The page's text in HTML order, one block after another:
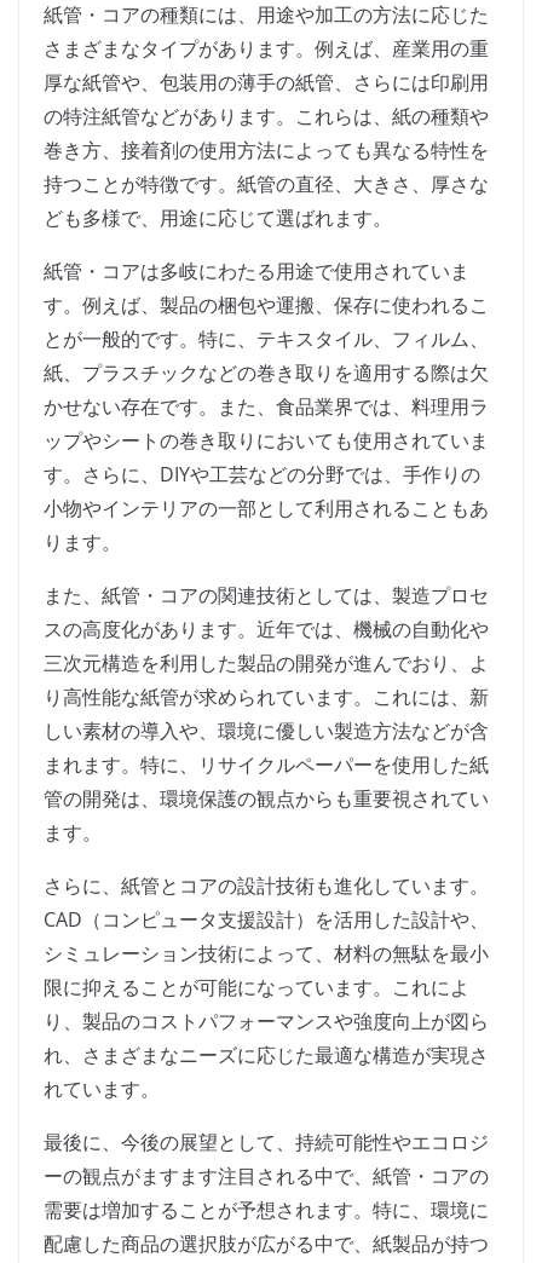
紙管・コアの種類には、用途や加工の方法に応じた
さまざまなタイプがあります。例えば、産業用の重
厚な紙管や、包装用の薄手の紙管、さらには印刷用
の特注紙管などがあります。これらは、紙の種類や
巻き方、接着剤の使用方法によっても異なる特性を
持つことが特徴です。紙管の直径、大きさ、厚さな
ども多様で、用途に応じて選ばれます。
紙管・コアは多岐にわたる用途で使用されていま
す。例えば、製品の梱包や運搬、保存に使われるこ
とが一般的です。特に、テキスタイル、フィルム、
紙、プラスチックなどの巻き取りを適用する際は欠
かせない存在です。また、食品業界では、料理用ラ
ップやシートの巻き取りにおいても使用されていま
す。さらに、DIYや工芸などの分野では、手作りの
小物やインテリアの一部として利用されることもあ
ります。
また、紙管・コアの関連技術としては、製造プロセ
スの高度化があります。近年では、機械の自動化や
三次元構造を利用した製品の開発が進んでおり、よ
り高性能な紙管が求められています。これには、新
しい素材の導入や、環境に優しい製造方法などが含
まれます。特に、リサイクルペーパーを使用した紙
管の開発は、環境保護の観点からも重要視されてい
ます。
さらに、紙管とコアの設計技術も進化しています。
CAD（コンピュータ支援設計）を活用した設計や、
シミュレーション技術によって、材料の無駄を最小
限に抑えることが可能になっています。これによ
り、製品のコストパフォーマンスや強度向上が図ら
れ、さまざまなニーズに応じた最適な構造が実現さ
れています。
最後に、今後の展望として、持続可能性やエコロジ
ーの観点がますます注目される中で、紙管・コアの
需要は増加することが予想されます。特に、環境に
配慮した商品の選択肢が広がる中で、紙製品が持つ